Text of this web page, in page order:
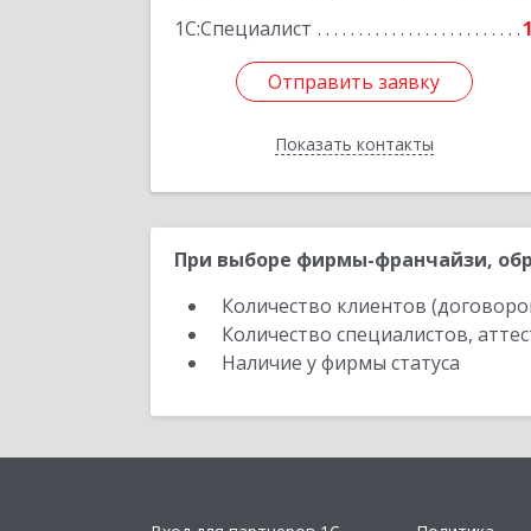
1С:Специалист
1
Отправить заявку
Показать контакты
Подробнее
Отправить заявку
Назад
При выборе фирмы-франчайзи,
Количество клиентов
Количество специалистов,
Наличие у фирмы статуса